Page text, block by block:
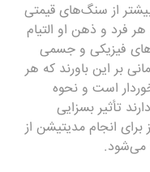
از سنگ‌های قیمتی
فرد و ذهن او التیام
فیزیکی و جسمی
بر این باورند که هر
است و نحوه
تأثیر بسزایی
برای انجام مدیتیشن از
می‌شود.